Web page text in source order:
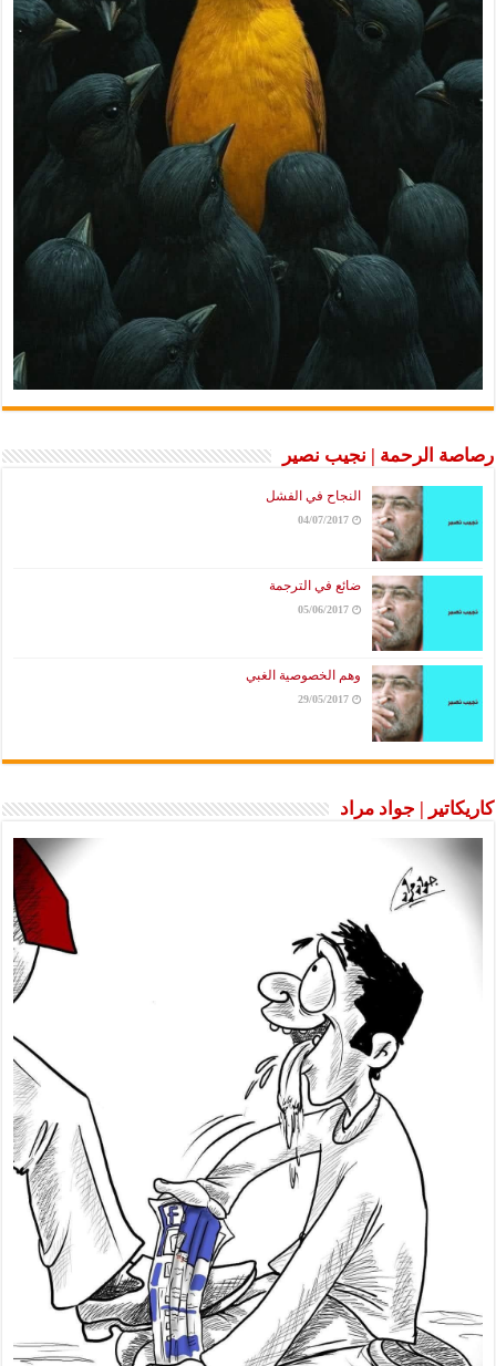
رصاصة الرحمة | نجيب نصير
النجاح في الفشل
04/07/2017
ضائع في الترجمة
05/06/2017
وهم الخصوصية الغبي
29/05/2017
كاريكاتير | جواد مراد